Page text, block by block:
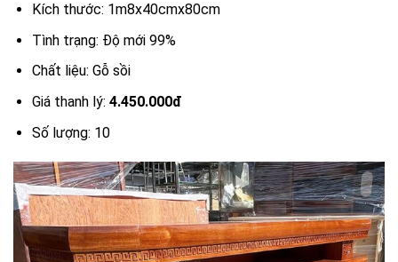
Kích thước: 1m8x40cmx80cm
Tình trạng: Độ mới 99%
Chất liệu: Gỗ sồi
Giá thanh lý: 4.450.000đ
Số lượng: 10